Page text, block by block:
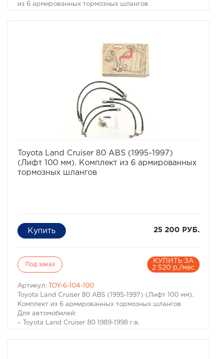
из 6 армированных тормозных шлангов
Toyota Land Cruiser 80 ABS (1995-1997)
(Лифт 100 мм). Комплект из 6 армированных
тормозных шлангов
25 200 РУБ.
Под заказ
КУПИТЬ ЗА
2 520 р./мес
Артикул:
TOY-6-104-100
Toyota Land Cruiser 80 ABS (1995-1997) (Лифт 100 мм).
Комплект из 6 армированных тормозных шлангов
Для автомобилей:
– Toyota Land Cruiser 80 1989-1998 г.в.